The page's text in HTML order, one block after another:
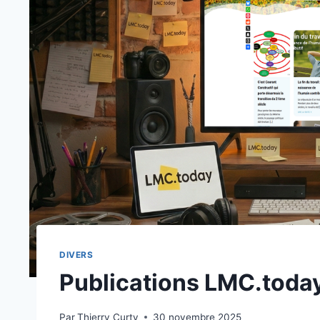
DIVERS
Publications
ParThierry Curty 30 novembre 2025